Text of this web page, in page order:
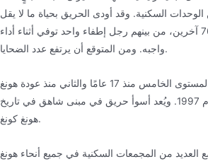
السكنية. وقد أودى الحريق بحياة ما لا يقل
عن 75 شخصًا وأصاب 76 آخرين، من بينهم رجل إطفاء واحد توفي أثناء أداء
واجبه. ومن المتوقع أن يرتفع عدد الضحايا.
يمثل هذا أول حريق من المستوى الخامس منذ 17 عامًا والثاني منذ عودة هونغ
كونغ إلى الصين في عام 1997. ويُعد أسوأ حريق في مبنى شاهق في تاريخ
هونغ كونغ.
من المجمعات السكنية في جميع أنحاء هونغ